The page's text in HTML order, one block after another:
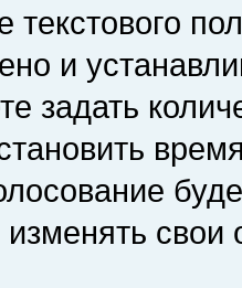
текстового
и
задать
свои